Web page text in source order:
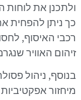
ולתכנן את
כך ניתן להפחית
רכבי האיסוף,
זיהום האוויר
בנוסף, ניהול
מיחזור